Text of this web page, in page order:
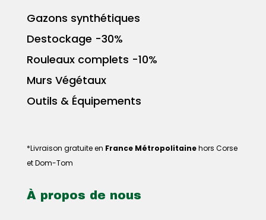
Gazons synthétiques
Destockage -30%
Rouleaux complets -10%
Murs Végétaux
Outils & Équipements
*Livraison gratuite en France Métropolitainehors Corse
et Dom-Tom
À propos de nous